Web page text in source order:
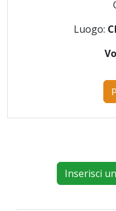
Luogo:
Inserisci